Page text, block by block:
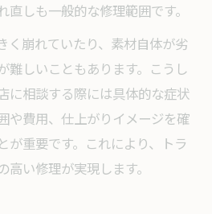
しも一般的な修理範囲です。
く崩れていたり、素材自体が劣
難しいこともあります。こうし
に相談する際には具体的な症状
や費用、仕上がりイメージを確
が重要です。これにより、トラ
い修理が実現します。